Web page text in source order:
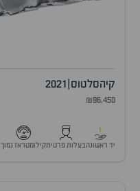
קיהסלטוס 2021
₪96,450
1
יד ראשונהבעלות פרטיתקילומטראז נמוך